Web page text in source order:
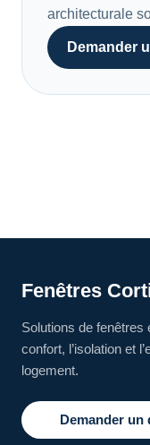
architecturale
Demander
Fenêtres
Solutions de fenêtres
confort, l’isolation et
logement.
Demander un